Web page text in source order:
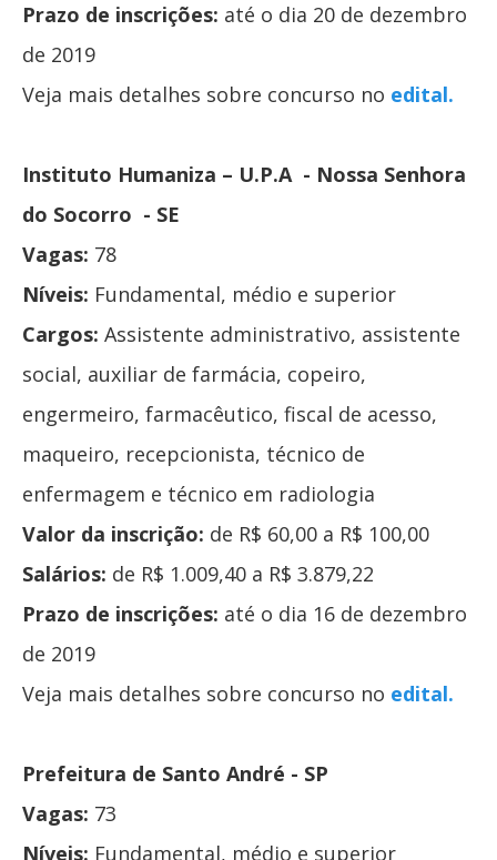
Prazo de inscrições: até o dia 20 de dezembro
de 2019
Veja mais detalhes sobre concurso no edital.
Instituto Humaniza – U.P.A - Nossa Senhora
do Socorro - SE
Vagas: 78
Níveis: Fundamental, médio e superior
Cargos: Assistente administrativo, assistente
social, auxiliar de farmácia, copeiro,
engermeiro, farmacêutico, fiscal de acesso,
maqueiro, recepcionista, técnico de
enfermagem e técnico em radiologia
Valor da inscrição: de R$ 60,00 a R$ 100,00
Salários: de R$ 1.009,40 a R$ 3.879,22
Prazo de inscrições: até o dia 16 de dezembro
de 2019
Veja mais detalhes sobre concurso no edital.
Prefeitura de Santo André - SP
Vagas: 73
Níveis: Fundamental, médio e superior